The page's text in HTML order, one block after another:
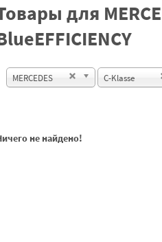
для
MERCEDES C-Klasse
не найдено!